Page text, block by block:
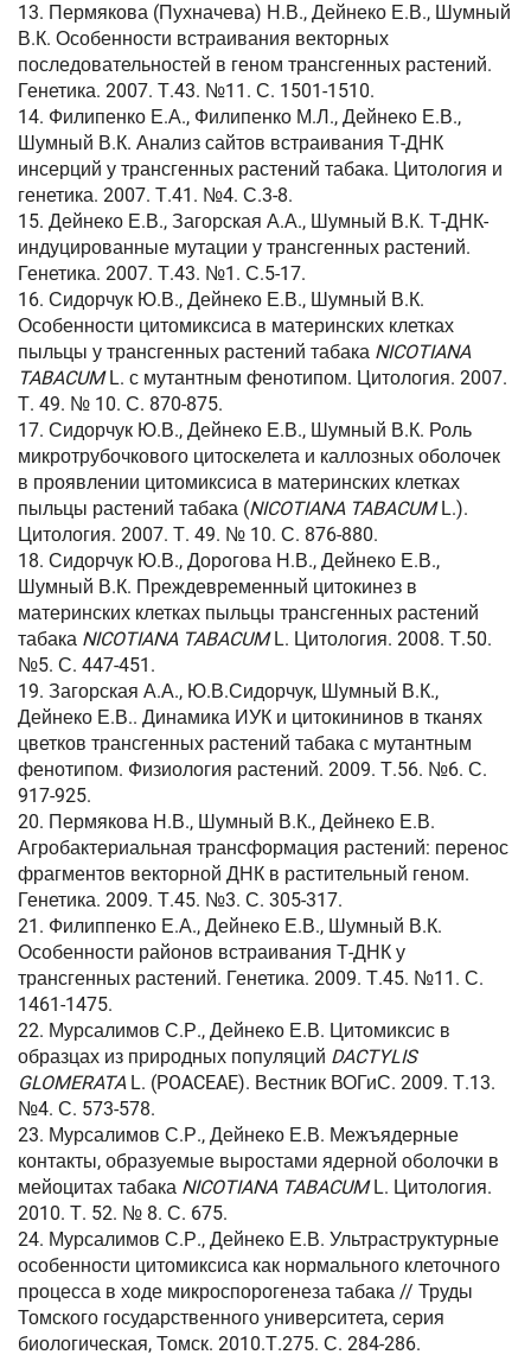
13. Пермякова (Пухначева) Н.В., Дейнеко Е.В., Шумный
В.К. Особенности встраивания векторных
последовательностей в геном трансгенных растений.
Генетика. 2007. Т.43. №11. С. 1501-1510.
14. Филипенко Е.А., Филипенко М.Л., Дейнеко Е.В.,
Шумный В.К. Анализ сайтов встраивания Т-ДНК
инсерций у трансгенных растений табака. Цитология и
генетика. 2007. Т.41. №4. С.3-8.
15. Дейнеко Е.В., Загорская А.А., Шумный В.К. Т-ДНК-
индуцированные мутации у трансгенных растений.
Генетика. 2007. Т.43. №1. С.5-17.
16. Сидорчук Ю.В., Дейнеко Е.В., Шумный В.К.
Особенности цитомиксиса в материнских клетках
пыльцы у трансгенных растений табака NICOTIANA
TABACUML. с мутантным фенотипом. Цитология. 2007.
Т. 49. № 10. С. 870-875.
17. Сидорчук Ю.В., Дейнеко Е.В., Шумный В.К. Роль
микротрубочкового цитоскелета и каллозных оболочек
в проявлении цитомиксиса в материнских клетках
пыльцы растений табака (NICOTIANA TABACUML.).
Цитология. 2007. Т. 49. № 10. С. 876-880.
18. Сидорчук Ю.В., Дорогова Н.В., Дейнеко Е.В.,
Шумный В.К. Преждевременный цитокинез в
материнских клетках пыльцы трансгенных растений
табака NICOTIANA TABACUML. Цитология. 2008. Т.50.
№5. С. 447-451.
19. Загорская А.А., Ю.В.Сидорчук, Шумный В.К.,
Дейнеко Е.В.. Динамика ИУК и цитокининов в тканях
цветков трансгенных растений табака с мутантным
фенотипом. Физиология растений. 2009. Т.56. №6. С.
917-925.
20. Пермякова Н.В., Шумный В.К., Дейнеко Е.В.
Агробактериальная трансформация растений: перенос
фрагментов векторной ДНК в растительный геном.
Генетика. 2009. Т.45. №3. С. 305-317.
21. Филиппенко Е.А., Дейнеко Е.В., Шумный В.К.
Особенности районов встраивания Т-ДНК у
трансгенных растений. Генетика. 2009. Т.45. №11. С.
1461-1475.
22. Мурсалимов С.Р., Дейнеко Е.В. Цитомиксис в
образцах из природных популяций DACTYLIS
GLOMERATA L. (POACEAE). Вестник ВОГиС. 2009. Т.13.
№4. С. 573-578.
23. Мурсалимов С.Р., Дейнеко Е.В. Межъядерные
контакты, образуемые выростами ядерной оболочки в
мейоцитах табака NICOTIANA TABACUML. Цитология.
2010. Т. 52. № 8. С. 675.
24. Мурсалимов С.Р., Дейнеко Е.В. Ультраструктурные
особенности цитомиксиса как нормального клеточного
процесса в ходе микроспорогенеза табака // Труды
Томского государственного университета, серия
биологическая, Томск. 2010.Т.275. С. 284-286.